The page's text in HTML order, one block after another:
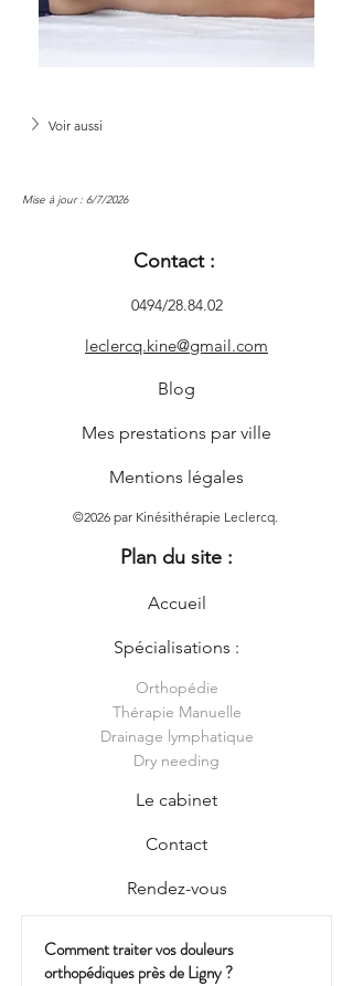
Voir aussi
Mise à jour : 6/7/2026
Contact :
0494/28.84.02
leclercq.kine@gmail.com
Blog
Mes prestations par ville
Mentions légales
©2026 par Kinésithérapie Leclercq.
Plan du site :
Accueil
Spécialisations :
Orthopédie
Thérapie Manuelle
Drainage lymphatique
Dry needing
Le cabinet
Contact
Rendez-vous
Comment traiter vos douleurs
orthopédiques près de Ligny ?